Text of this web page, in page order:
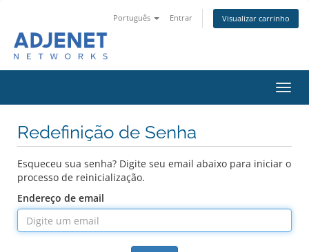
Português Entrar Visualizar carrinho
Redefinição de Senha
Esqueceu sua senha? Digite seu email abaixo para iniciar o
processo de reinicialização.
Endereço de email